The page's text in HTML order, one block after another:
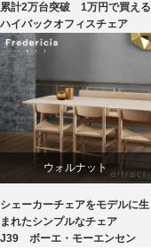
ワークチェア
累計2万台突破 1万円で買える
ハイバックオフィスチェア
ウォルナット
オーク
シェーカーチェアをモデルに生
まれたシンプルなチェア
J39 ボーエ・モーエンセン